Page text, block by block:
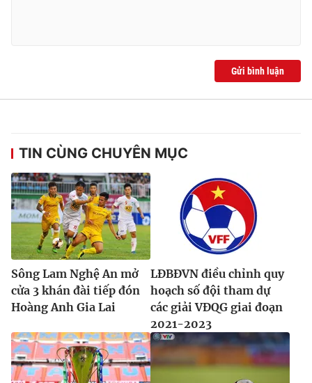
Gửi bình luận
TIN CÙNG CHUYÊN MỤC
Sông Lam Nghệ An mở
cửa 3 khán đài tiếp đón
Hoàng Anh Gia Lai
LĐBĐVN điều chỉnh quy
hoạch số đội tham dự
các giải VĐQG giai đoạn
2021-2023